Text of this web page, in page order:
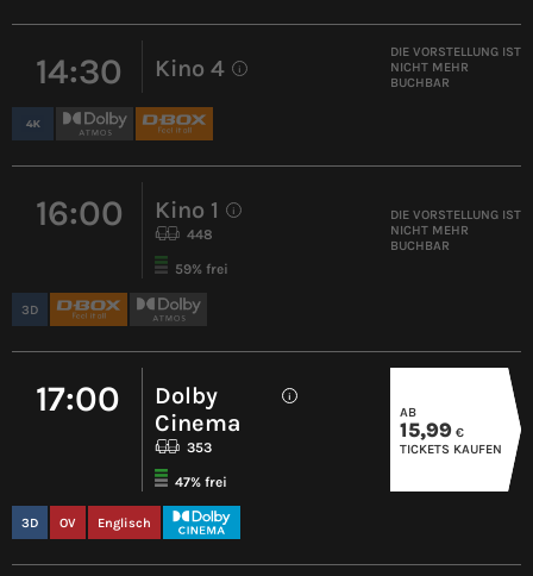
14:30 Kino 4 i
DIE VORSTELLUNG IST
NICHT MEHR
BUCHBAR
16:00 Kino 1 i
448
59% frei
3D
DIE VORSTELLUNG IST
NICHT MEHR
BUCHBAR
17:00
Dolby
Cinema
i
353
47% frei
3D OV Englisch
AB
15,99 €
TICKETS KAUFEN